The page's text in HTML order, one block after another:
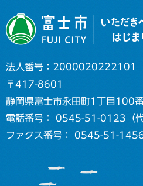
法人番号：2000020222101
〒417-8601
静岡県富士市永田町1丁目100
電話番号： 0545-51-0123（
ファクス番号： 0545-51-